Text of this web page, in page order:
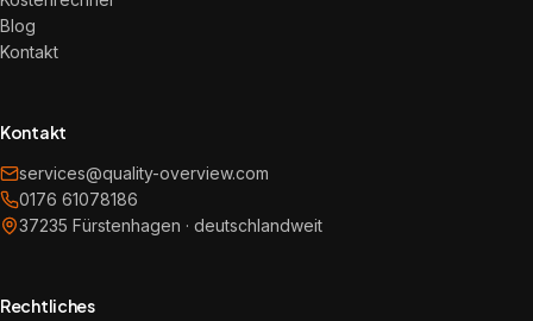
Blog
Kontakt
Kontakt
services@quality-overview.com
0176 61078186
37235 Fürstenhagen · deutschlandweit
Rechtliches